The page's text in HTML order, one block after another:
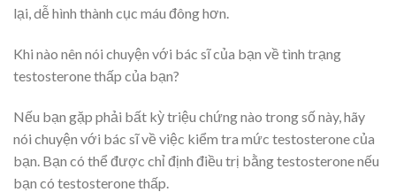
lại, dễ hình thành cục máu đông hơn.
Khi nào nên nói chuyện với bác sĩ của bạn về tình trạng
testosterone thấp của bạn?
Nếu bạn gặp phải bất kỳ triệu chứng nào trong số này, hãy
nói chuyện với bác sĩ về việc kiểm tra mức testosterone của
bạn. Bạn có thể được chỉ định điều trị bằng testosterone nếu
bạn có testosterone thấp.